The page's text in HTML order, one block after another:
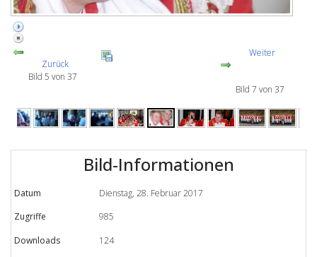
Zurück
Bild 5 von 37
Weiter
Bild 7 von 37
Bild-Informationen
Datum
Dienstag, 28. Februar 2017
Zugriffe
985
Downloads
124